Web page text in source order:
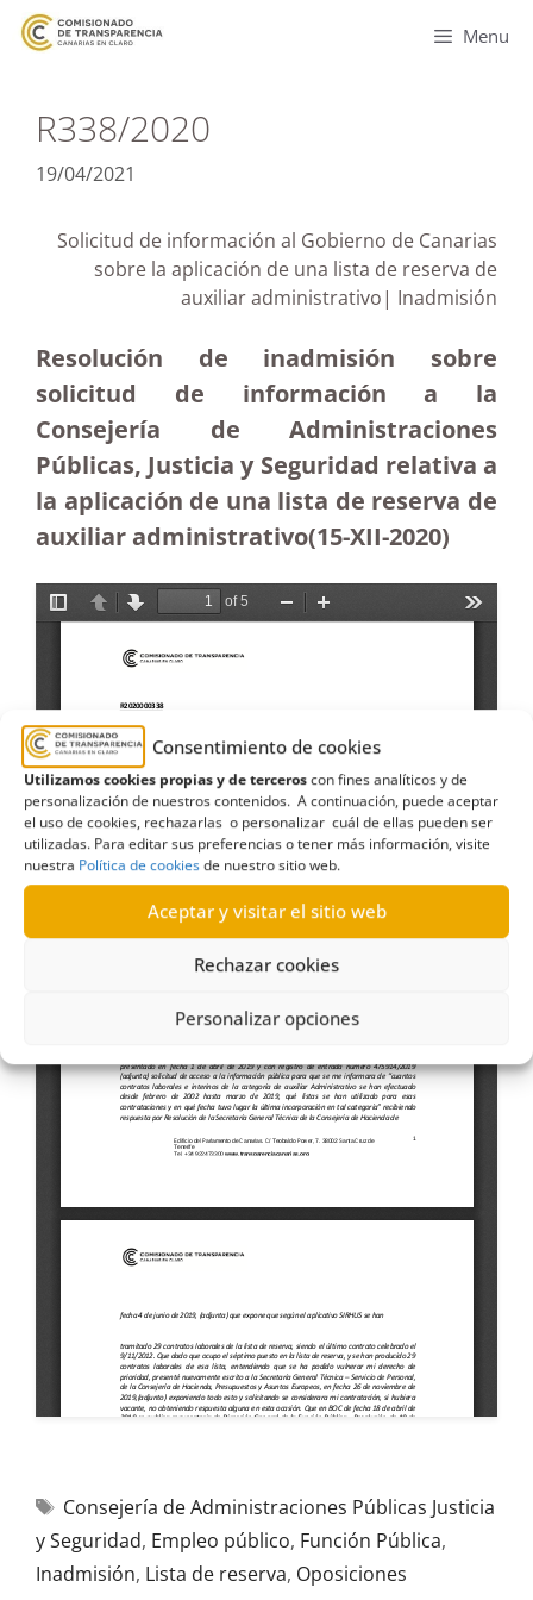
Consentimiento de cookies
Utilizamos cookies propias y de terceroscon fines analíticos y de
personalización de nuestros contenidos. A continuación, puede aceptar
el uso de cookies, rechazarlas o personalizar cuál de ellas pueden ser
utilizadas. Para editar sus preferencias o tener más información, visite
nuestra Política de cookiesde nuestro sitio web.
Aceptar y visitar el sitio web
Rechazar cookies
Personalizar opciones
Menu
R338/2020
19/04/2021
Solicitud de información al Gobierno de Canarias
sobre la aplicación de una lista de reserva de
auxiliar administrativo| Inadmisión
Resolución de inadmisión sobre
solicitud de información a la
Consejería de Administraciones
Públicas, Justicia y Seguridad relativa a
la aplicación de una lista de reserva de
auxiliar administrativo(15-XII-2020)
Consejería de Administraciones Públicas Justicia
y Seguridad, Empleo público, Función Pública,
Inadmisión, Lista de reserva, Oposiciones